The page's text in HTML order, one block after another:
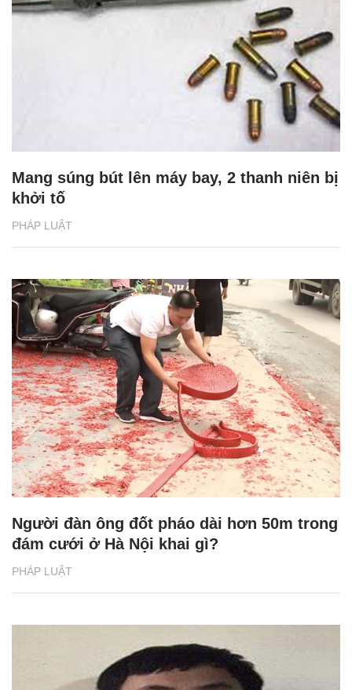
PHÁP LUẬT
Mang súng bút lên máy bay, 2 thanh niên bị
khởi tố
PHÁP LUẬT
Người đàn ông đốt pháo dài hơn 50m trong
đám cưới ở Hà Nội khai gì?